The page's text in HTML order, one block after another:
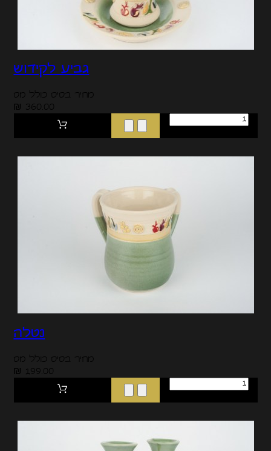
גביע לקידוש
מחיר בסיס כולל מס
360.00 ₪
נטלה
מחיר בסיס כולל מס
199.00 ₪